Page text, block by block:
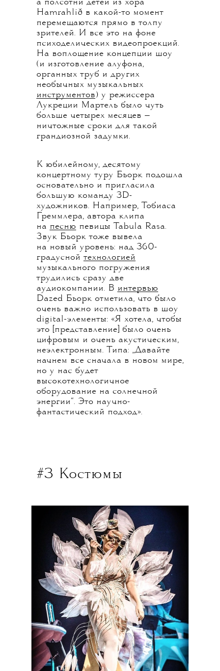
а полсотни детей из хора
Hamrahlíð в какой-то момент
перемещаются прямо в толпу
зрителей. И все это на фоне
психоделических видеопроекций.
На воплощение концепции шоу
(и изготовление алуфона,
органных труб и других
необычных музыкальных
инструментов ) у режиссера
Лукреции Мартель было чуть
больше четырех месяцев —
ничтожные сроки для такой
грандиозной задумки.
К юбилейному, десятому
концертному туру Бьорк подошла
основательно и пригласила
большую команду 3D-
художников. Например, Тобиаса
Греммлера, автора клипа
на песню певицы Tabula Rasa.
Звук Бьорк тоже вывела
на новый уровень: над 360-
градусной технологией
музыкального погружения
трудились сразу две
аудиокомпании. В интервью
Dazed Бьорк отметила, что было
очень важно использовать в шоу
digital-элементы: «Я хотела, чтобы
это [представление] было очень
цифровым и очень акустическим,
неэлектронным. Типа: „Давайте
начнем все сначала в новом мире,
но у нас будет
высокотехнологичное
оборудование на солнечной
энергии“. Это научно-
фантастический подход».
#3 Костюмы